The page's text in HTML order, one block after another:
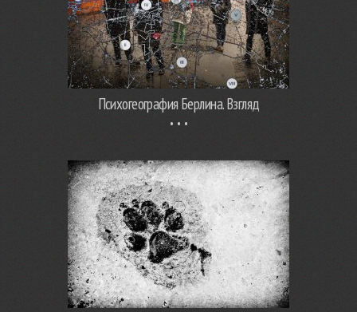
Психогеография Берлина. Взгляд